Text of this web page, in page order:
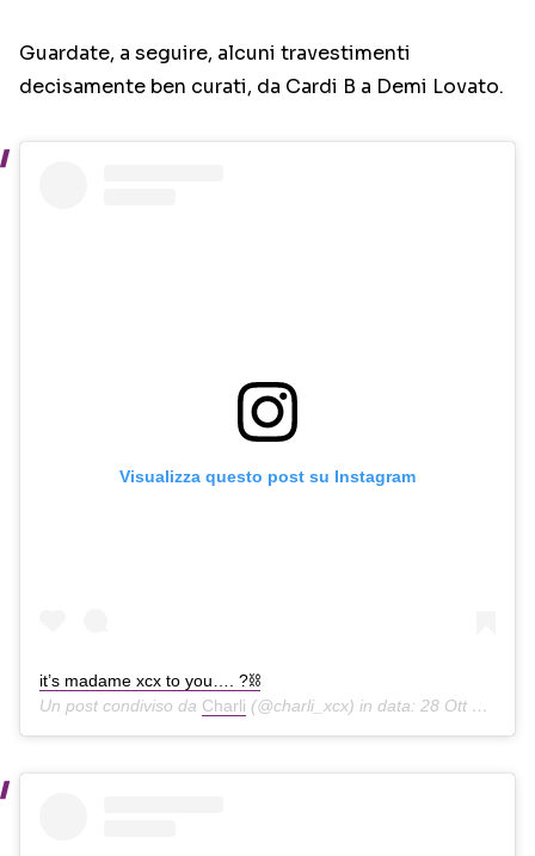
Guardate, a seguire, alcuni travestimenti
decisamente ben curati, da Cardi B a Demi Lovato.
Visualizza questo post su Instagram
it’s madame xcx to you…. ?⛓
Un post condiviso da Charli (@charli_xcx) in data: 28 Ott 2019 alle ore 10:39 PDT